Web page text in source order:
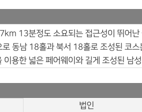
13분정도 소요되는 접근성이 뛰어난
동남 18홀과 북서 18홀로 조성된 코
이용한 넓은 페어웨이와 길게 조성된 남
법인